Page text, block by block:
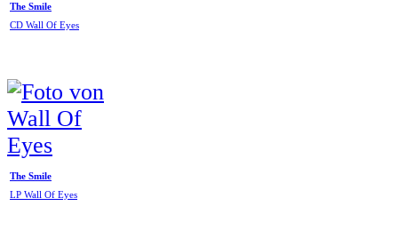
The Smile
CD Wall Of Eyes
The Smile
LP Wall Of Eyes